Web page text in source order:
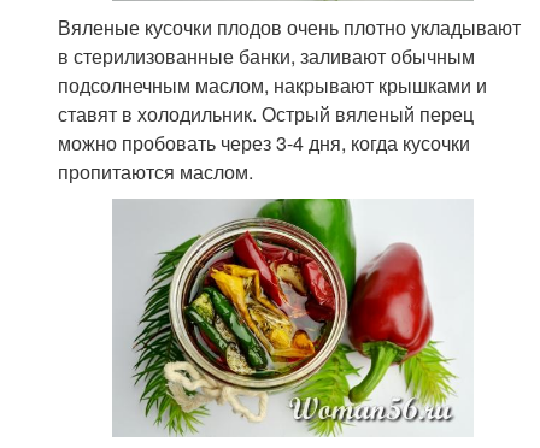
Вяленые кусочки плодов очень плотно укладывают
в стерилизованные банки, заливают обычным
подсолнечным маслом, накрывают крышками и
ставят в холодильник. Острый вяленый перец
можно пробовать через 3-4 дня, когда кусочки
пропитаются маслом.